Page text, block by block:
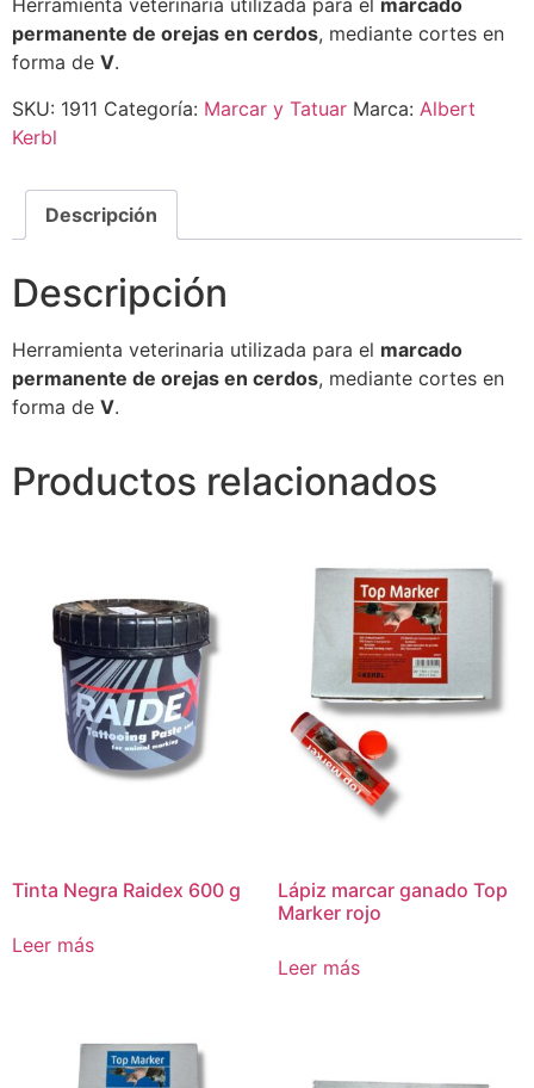
Herramienta veterinaria utilizada para el marcado
permanente de orejas en cerdos, mediante cortes en
forma de V.
SKU: 1911 Categoría: Marcar y Tatuar Marca: Albert
Kerbl
Descripción
Descripción
Herramienta veterinaria utilizada para el marcado
permanente de orejas en cerdos, mediante cortes en
forma de V.
Productos relacionados
Tinta Negra Raidex 600 g
Leer más
Lápiz marcar ganado Top
Marker rojo
Leer más